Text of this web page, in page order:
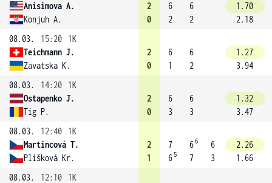
Anisimova A.
Konjuh A.
2
0
6
2
6
2
1.70
2.18
08.03.
15:20
1K
Teichmann J.
Zavatska K.
2
0
6
1
6
2
1.27
3.94
08.03.
14:20
1K
Ostapenko J.
Tig P.
2
0
6
3
6
3
1.32
3.47
08.03.
12:40
1K
Martincová T.
Plíšková Kr.
2
1
7
6 5
66
7
6
3
2.26
1.66
08.03.
12:10
1K